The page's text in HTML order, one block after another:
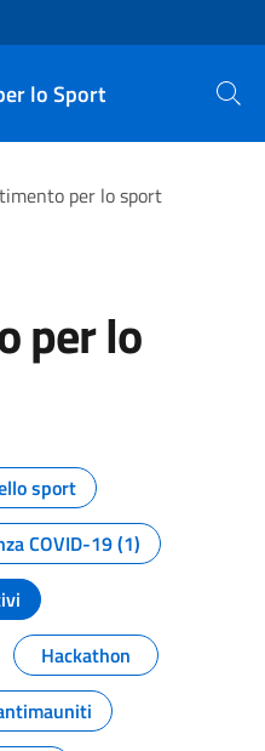
lo Sport Cerca
per lo sport
per lo
pagina
sport
COVID-19 (1)
Hackathon